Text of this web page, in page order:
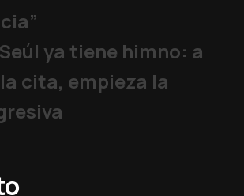
ya tiene himno: a
cita, empieza la